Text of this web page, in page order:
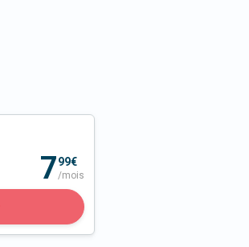
799€
/mois